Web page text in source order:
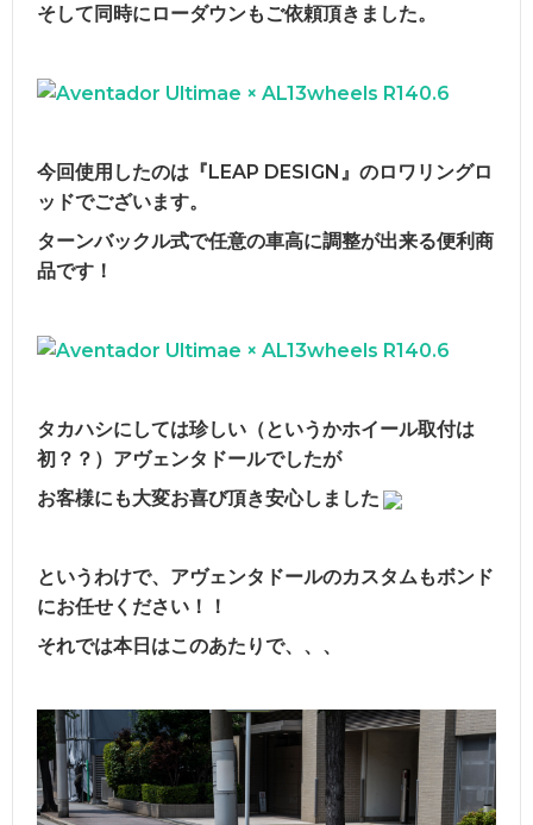
そして同時にローダウンもご依頼頂きました。
今回使用したのは『LEAP DESIGN』のロワリングロ
ッドでございます。
ターンバックル式で任意の車高に調整が出来る便利商
品です！
タカハシにしては珍しい（というかホイール取付は
初？？）アヴェンタドールでしたが
お客様にも大変お喜び頂き安心しました
というわけで、アヴェンタドールのカスタムもボンド
にお任せください！！
それでは本日はこのあたりで、、、